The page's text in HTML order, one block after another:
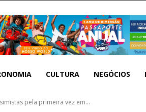
CULTURA NEGÓCIOS
pela primeira vez em...